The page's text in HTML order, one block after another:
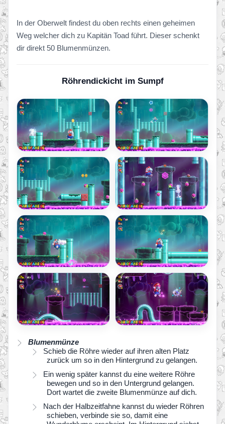
In der Oberwelt findest du oben rechts einen geheimen
Weg welcher dich zu Kapitän Toad führt. Dieser schenkt
dir direkt 50 Blumenmünzen.
Röhrendickicht im Sumpf
Blumenmünze
Schieb die Röhre wieder auf ihren alten Platz
zurück um so in den Hintergrund zu gelangen.
Ein wenig später kannst du eine weitere Röhre
bewegen und so in den Untergrund gelangen.
Dort wartet die zweite Blumenmünze auf dich.
Nach der Halbzeitfahne kannst du wieder Röhren
schieben, verbinde sie so, damit eine